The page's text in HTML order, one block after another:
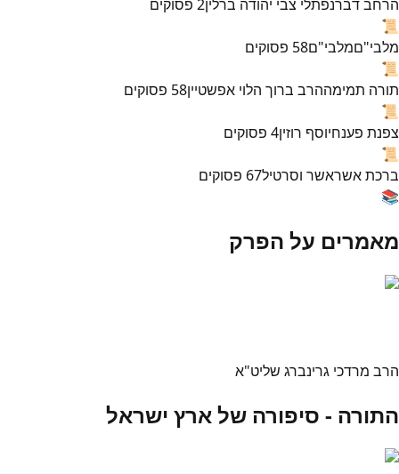
הרחב דברנפתלי צבי יהודה ברלין2 פסוקים
📜
מלבי"םמלבי"ם58 פסוקים
📜
תורה תמימההרב ברוך הלוי אפשטיין58 פסוקים
📜
צפנת פענחיוסף רוזין4 פסוקים
📜
ברכת אשראשר וסרטיל67 פסוקים
📚
מאמרים על הפרק
הרב מרדכי גרינברג שליט"א
התורה - סיפורה של ארץ ישראל